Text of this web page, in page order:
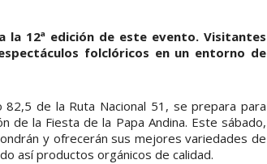
12ª edición de este evento. Visitantes
folclóricos en un entorno de
de la Ruta Nacional 51, se prepara para
de la Fiesta de la Papa Andina. Este sábado,
y ofrecerán sus mejores variedades de
así productos orgánicos de calidad.